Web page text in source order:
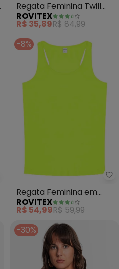
Regata Feminina Twill
Cey (Verde)
ROVITEX
R$ 35,89R$ 84,99
Pop - Blusa (Verde
-8%
Regata Feminina em
Ribana (Verde)
ROVITEX
R$ 54,99R$ 59,99
-30%